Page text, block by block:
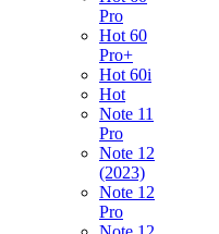
Pro
Hot 60
Pro+
Hot 60i
Hot
Note 11
Pro
Note 12
(2023)
Note 12
Pro